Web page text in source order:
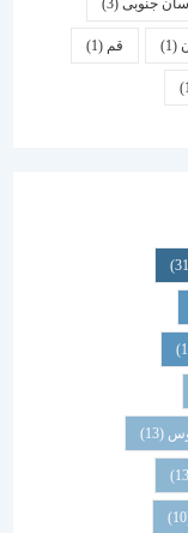
(3)
قم